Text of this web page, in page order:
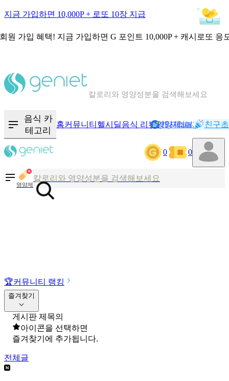
지금 가입하면 10,000P + 로또 10장 지급
원 가입 혜택! 지금 가입하면 G 포인트 10,000P + 캐시로또 응
혈당 · 다이어트 음식 검색해보세요
음식 카
테고리
홈커뮤니티 헬시딜음식 리뷰영양제NEW기록
캐시리뷰 친구
0 0
영양제
칼로리와 영양성분을 검색해보세요
혈당 · 다이어트 음식 검색해보세요
음식 · 영양제 리뷰를 찾아보세요
🏆커뮤니티 랭킹
즐겨찾기
게시판 제목의
아이콘을 선택하면
즐겨찾기에 추가됩니다.
전체글